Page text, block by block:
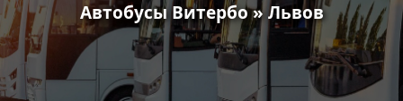
Автобусы Витербо » Львов